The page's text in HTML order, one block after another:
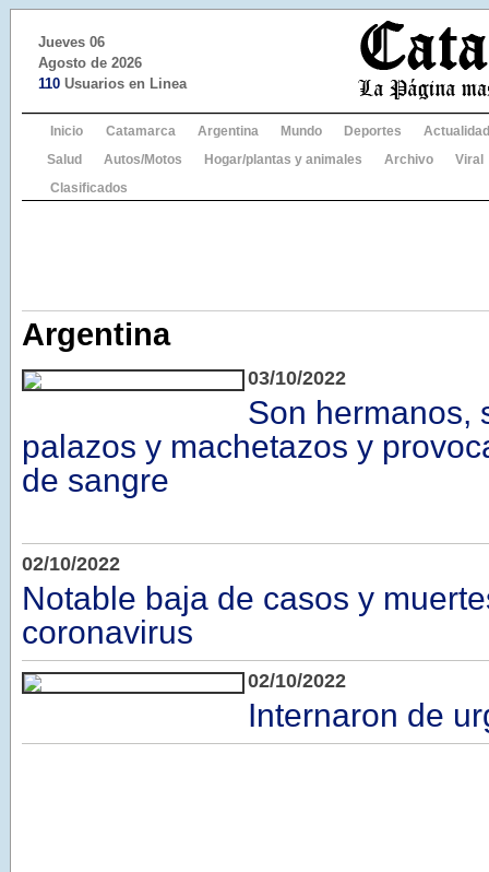
Jueves 06
Agosto de 2026
110 Usuarios en Linea
Inicio Catamarca Argentina Mundo Deportes
Actualidad
Salud
Autos/Motos Hogar/plantas y animales Archivo
Viral
Clasificados
Argentina
03/10/2022
Son hermanos,
palazos y machetazos y
de sangre
02/10/2022
Notable baja de casos y
coronavirus
02/10/2022
Internaron de